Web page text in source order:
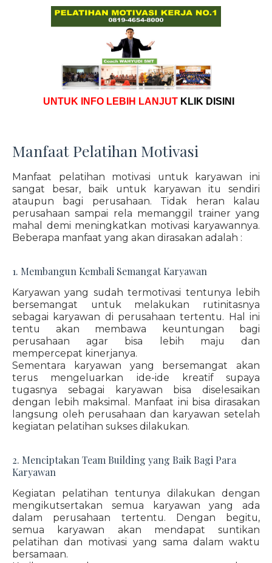
UNTUK INFO LEBIH LANJUT KLIK DISINI
Manfaat Pelatihan Motivasi
Manfaat pelatihan motivasi untuk karyawan ini
sangat besar, baik untuk karyawan itu sendiri
ataupun bagi perusahaan. Tidak heran kalau
perusahaan sampai rela memanggil trainer yang
mahal demi meningkatkan motivasi karyawannya.
Beberapa manfaat yang akan dirasakan adalah :
1. Membangun Kembali Semangat Karyawan
Karyawan yang sudah termotivasi tentunya lebih
bersemangat untuk melakukan rutinitasnya
sebagai karyawan di perusahaan tertentu. Hal ini
tentu akan membawa keuntungan bagi
perusahaan agar bisa lebih maju dan
mempercepat kinerjanya.
Sementara karyawan yang bersemangat akan
terus mengeluarkan ide-ide kreatif supaya
tugasnya sebagai karyawan bisa diselesaikan
dengan lebih maksimal. Manfaat ini bisa dirasakan
langsung oleh perusahaan dan karyawan setelah
kegiatan pelatihan sukses dilakukan.
2. Menciptakan Team Building yang Baik Bagi Para
Karyawan
Kegiatan pelatihan tentunya dilakukan dengan
mengikutsertakan semua karyawan yang ada
dalam perusahaan tertentu. Dengan begitu,
semua karyawan akan mendapat suntikan
pelatihan dan motivasi yang sama dalam waktu
bersamaan.